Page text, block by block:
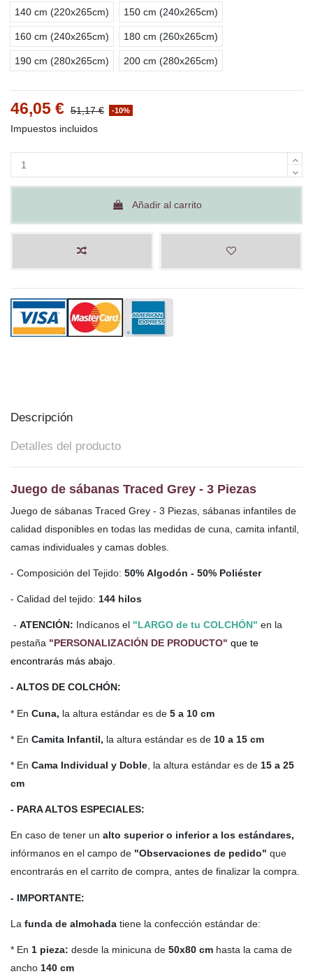
140 cm (220x265cm) 150 cm (240x265cm)
160 cm (240x265cm) 180 cm (260x265cm)
190 cm (280x265cm) 200 cm (280x265cm)
46,05 € 51,17 € -10%
Impuestos incluidos
Añadir al carrito
Descripción
Detalles del producto
Juego de sábanas Traced Grey - 3 Piezas
Juego de sábanas Traced Grey - 3 Piezas, sábanas infantiles de
calidad disponibles en todas las medidas de cuna, camita infantil,
camas individuales y camas dobles.
- Composición del Tejido: 50% Algodón - 50% Poliéster
- Calidad del tejido: 144 hilos
- ATENCIÓN: Indícanos el "LARGO de tu COLCHÓN" en la
pestaña "PERSONALIZACIÓN DE PRODUCTO" que te
encontrarás más abajo.
- ALTOS DE COLCHÓN:
* En Cuna, la altura estándar es de 5 a 10 cm
* En Camita Infantil, la altura estándar es de 10 a 15 cm
* En Cama Individual y Doble , la altura estándar es de 15 a 25
cm
- PARA ALTOS ESPECIALES:
En caso de tener un alto superior o inferior a los estándares,
infórmanos en el campo de "Observaciones de pedido" que
encontrarás en el carrito de compra, antes de finalizar la compra.
- IMPORTANTE:
La funda de almohada tiene la confección estándar de:
* En 1 pieza: desde la minicuna de 50x80 cm hasta la cama de
ancho 140 cm